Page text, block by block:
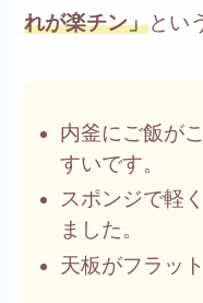
れが楽チン」とい
内釜にご飯が
すいです。
スポンジで軽
ました。
天板がフラッ